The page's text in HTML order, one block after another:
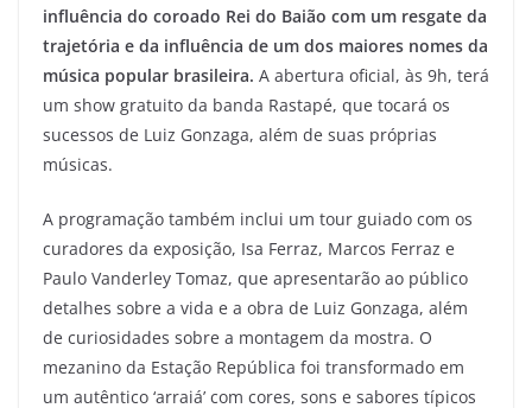
influência do coroado Rei do Baião com um resgate da
trajetória e da influência de um dos maiores nomes da
música popular brasileira. A abertura oficial, às 9h, terá
um show gratuito da banda Rastapé, que tocará os
sucessos de Luiz Gonzaga, além de suas próprias
músicas.
A programação também inclui um tour guiado com os
curadores da exposição, Isa Ferraz, Marcos Ferraz e
Paulo Vanderley Tomaz, que apresentarão ao público
detalhes sobre a vida e a obra de Luiz Gonzaga, além
de curiosidades sobre a montagem da mostra. O
mezanino da Estação República foi transformado em
um autêntico ‘arraiá’ com cores, sons e sabores típicos